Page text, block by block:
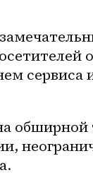
сервиса